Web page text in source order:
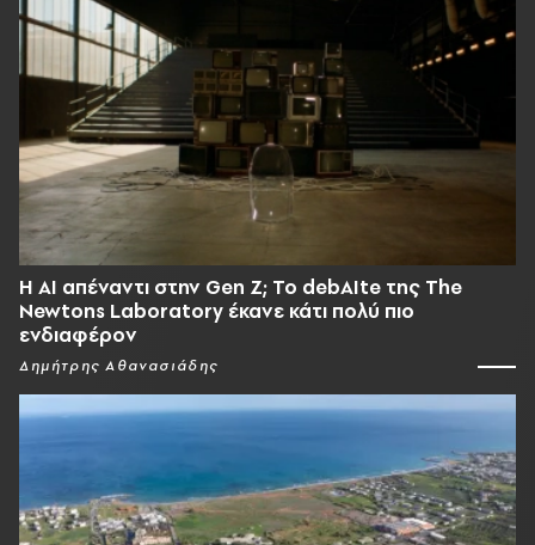
Η AI απέναντι στην Gen Z; Το debAIte της The
Newtons Laboratory έκανε κάτι πολύ πιο
ενδιαφέρον
Δημήτρης Αθανασιάδης